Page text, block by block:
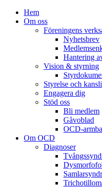
Hem
Om oss
Föreningens
Nyhetsbrev
Hantering
Vision & styrning
Styrelse och kansli
Engagera dig
Stöd oss
Bli medlem
Gåvoblad
OCD-
Om OCD
Diagnoser